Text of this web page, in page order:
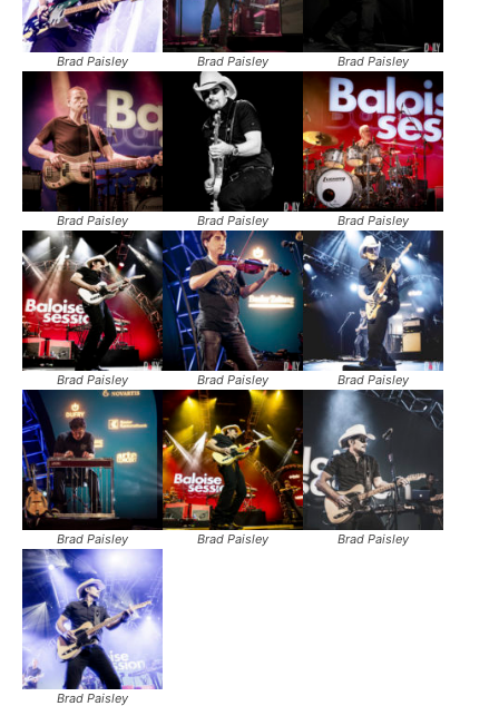
Brad Paisley Brad Paisley Brad Paisley
Brad Paisley Brad Paisley Brad Paisley
Brad Paisley Brad Paisley Brad Paisley
Brad Paisley Brad Paisley Brad Paisley
Brad Paisley